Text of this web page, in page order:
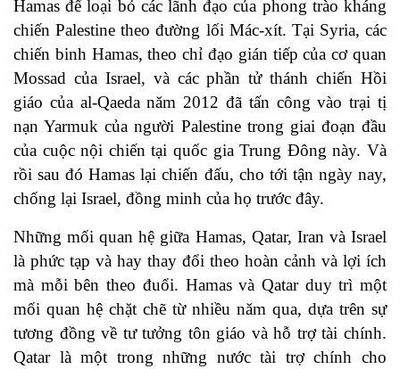
Hamas để loại bỏ các lãnh đạo của phong trào kháng
chiến Palestine theo đường lối Mác-xít. Tại Syria, các
chiến binh Hamas, theo chỉ đạo gián tiếp của cơ quan
Mossad của Israel, và các phần tử thánh chiến Hồi
giáo của al-Qaeda năm 2012 đã tấn công vào trại tị
nạn Yarmuk của người Palestine trong giai đoạn đầu
của cuộc nội chiến tại quốc gia Trung Đông này. Và
rồi sau đó Hamas lại chiến đấu, cho tới tận ngày nay,
chống lại Israel, đồng minh của họ trước đây.
Những mối quan hệ giữa Hamas, Qatar, Iran và Israel
là phức tạp và hay thay đổi theo hoàn cảnh và lợi ích
mà mỗi bên theo đuổi. Hamas và Qatar duy trì một
mối quan hệ chặt chẽ từ nhiều năm qua, dựa trên sự
tương đồng về tư tưởng tôn giáo và hỗ trợ tài chính.
Qatar là một trong những nước tài trợ chính cho